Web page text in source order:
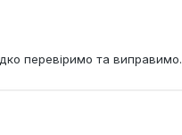
перевіримо та виправимо.